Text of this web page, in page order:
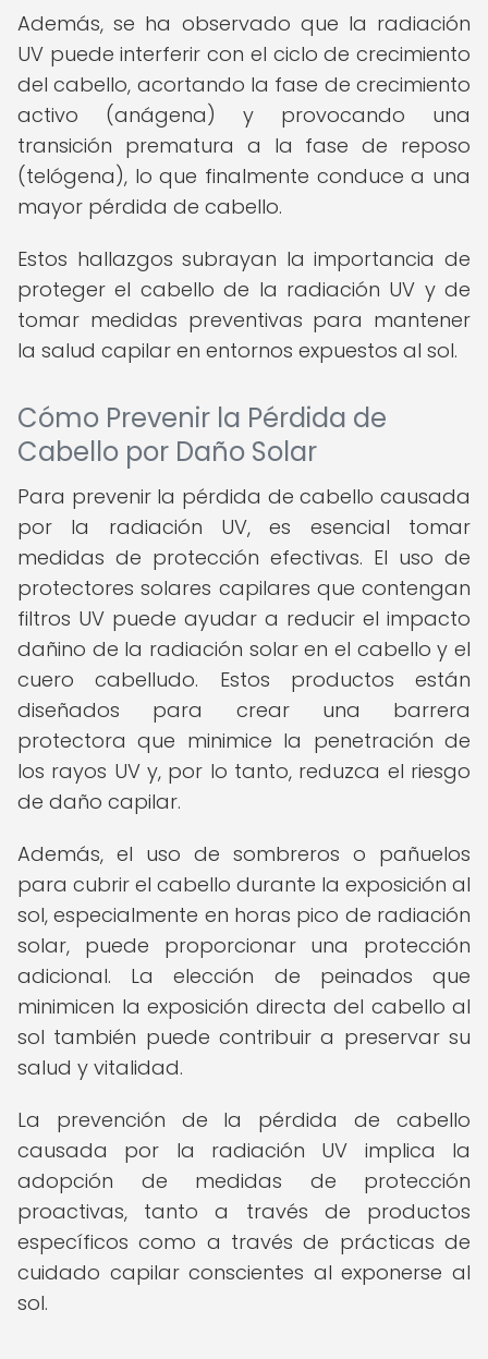
Además, se ha observado que la radiación
UV puede interferir con el ciclo de crecimiento
del cabello, acortando la fase de crecimiento
activo (anágena) y provocando una
transición prematura a la fase de reposo
(telógena), lo que finalmente conduce a una
mayor pérdida de cabello.
Estos hallazgos subrayan la importancia de
proteger el cabello de la radiación UV y de
tomar medidas preventivas para mantener
la salud capilar en entornos expuestos al sol.
Cómo Prevenir la Pérdida de
Cabello por Daño Solar
Para prevenir la pérdida de cabello causada
por la radiación UV, es esencial tomar
medidas de protección efectivas. El uso de
protectores solares capilares que contengan
filtros UV puede ayudar a reducir el impacto
dañino de la radiación solar en el cabello y el
cuero cabelludo. Estos productos están
diseñados para crear una barrera
protectora que minimice la penetración de
los rayos UV y, por lo tanto, reduzca el riesgo
de daño capilar.
Además, el uso de sombreros o pañuelos
para cubrir el cabello durante la exposición al
sol, especialmente en horas pico de radiación
solar, puede proporcionar una protección
adicional. La elección de peinados que
minimicen la exposición directa del cabello al
sol también puede contribuir a preservar su
salud y vitalidad.
La prevención de la pérdida de cabello
causada por la radiación UV implica la
adopción de medidas de protección
proactivas, tanto a través de productos
específicos como a través de prácticas de
cuidado capilar conscientes al exponerse al
sol.